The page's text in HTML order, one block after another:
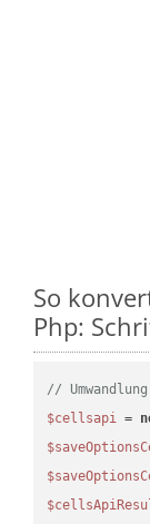
So
Php:
//
$cellsapi =